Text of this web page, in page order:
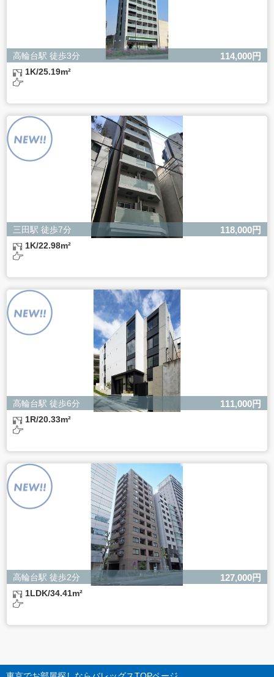
株式会社バレッグス 個人情報問合せ窓口
住所 東京都目黒区鷹番2-5-21
お問合せメールアドレス privacy@balleggs.co.jp
受付時間：平日10：30～17：00 ※弊社公休日を除く
よるものです。
ただし、必要な項目をいただけない場合、適切な対応がで
きない場合があります。
高輪台駅 徒歩3分 114,000円
1K/25.19m²
三田駅 徒歩7分 118,000円
1K/22.98m²
高輪台駅 徒歩6分 111,000円
1R/20.33m²
高輪台駅 徒歩2分 127,000円
1LDK/34.41m²